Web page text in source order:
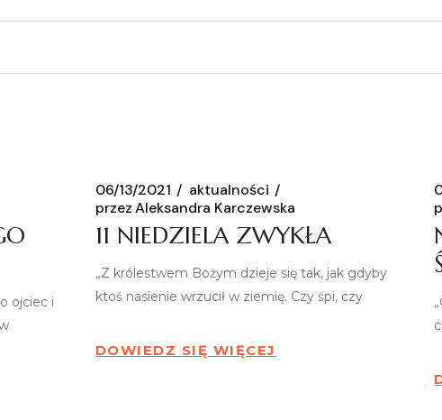
ojciec i
06/13/2021
aktualności
przezAleksandra Karczewska
11 NIEDZIELA ZWYKŁA
„Z królestwem Bożym dzieje się tak, jak gdyby
ktoś nasienie wrzucił w ziemię. Czy śpi, czy
DOWIEDZ SIĘ WIĘCEJ